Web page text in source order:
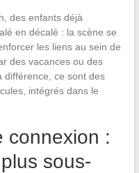
des enfants déjà
en décalé : la scène se
les liens au sein de
des vacances ou des
différence, ce sont des
intégrés dans le
connexion :
sous-